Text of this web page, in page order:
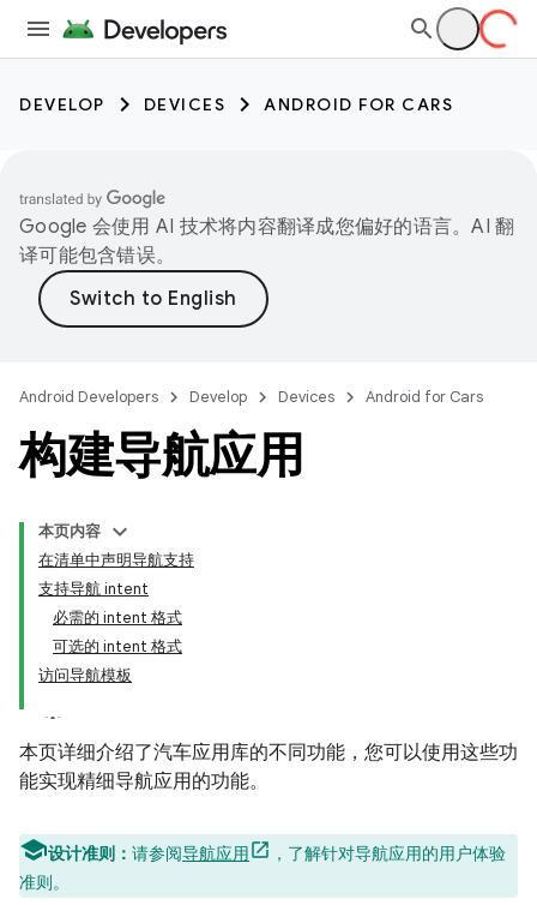
DEVELOP DEVICES ANDROID FOR CARS
Google 会使用 AI 技术将内容翻译成您偏好的语言。AI 翻
译可能包含错误。
Android Developers Develop Devices Android for Cars
构建导航应用
本页内容
在清单中声明导航支持
支持导航 intent
必需的 intent 格式
可选的 intent 格式
访问导航模板
本页详细介绍了汽车应用库的不同功能，您可以使用这些功
能实现精细导航应用的功能。
设计准则： 请参阅导航应用
，了解针对导航应用的用户体验
准则。